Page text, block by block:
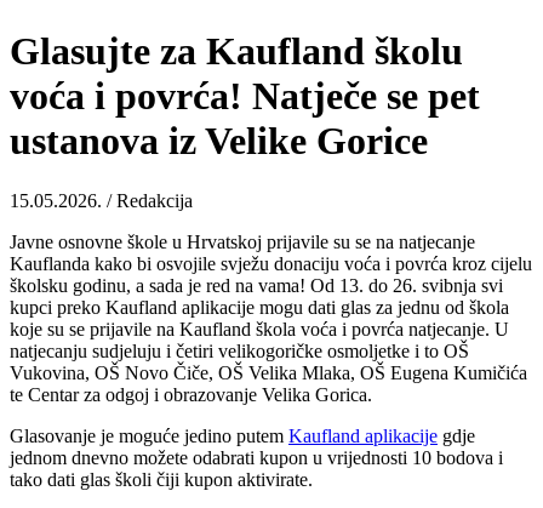
Glasujte za Kaufland školu
voća i povrća! Natječe se pet
ustanova iz Velike Gorice
15.05.2026. / Redakcija
Javne osnovne škole u Hrvatskoj prijavile su se na natjecanje
Kauflanda kako bi osvojile svježu donaciju voća i povrća kroz cijelu
školsku godinu, a sada je red na vama! Od 13. do 26. svibnja svi
kupci preko Kaufland aplikacije mogu dati glas za jednu od škola
koje su se prijavile na Kaufland škola voća i povrća natjecanje. U
natjecanju sudjeluju i četiri velikogoričke osmoljetke i to OŠ
Vukovina, OŠ Novo Čiče, OŠ Velika Mlaka, OŠ Eugena Kumičića
te Centar za odgoj i obrazovanje Velika Gorica.
Glasovanje je moguće jedino putem Kaufland aplikacije gdje
jednom dnevno možete odabrati kupon u vrijednosti 10 bodova i
tako dati glas školi čiji kupon aktivirate.